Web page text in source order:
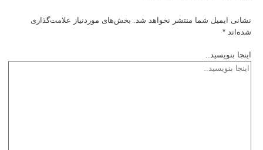
نشانی ایمیل شما منتشر نخواهد شد.
بخش‌های موردنیاز علامت‌گذاری
شده‌اند *
اینجا بنویسید..